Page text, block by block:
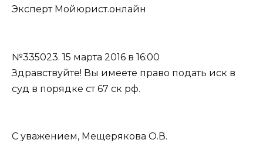
Эксперт Мойюрист.онлайн
№335023. 15 марта 2016 в 16:00
Здравствуйте! Вы имеете право подать иск в
суд в порядке ст 67 ск рф.
С уважением, Мещерякова О.В.